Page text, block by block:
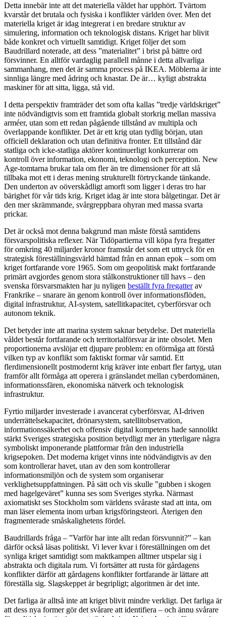
Detta innebär inte att det materiella våldet har upphört. Tvärtom
kvarstår det brutala och fysiska i konflikter världen över. Men det
materiella kriget är idag integrerat i en bredare struktur av
simulering, information och teknologisk distans. Kriget har blivit
både konkret och virtuellt samtidigt. Kriget följer det som
Baudrillard noterade, att dess ”materialitet” i brist på bättre ord
försvinner. En alltför vardaglig parallell månne i detta allvarliga
sammanhang, men det är samma process på IKEA. Möblerna är inte
sinnliga längre med ådring och knastar. De är… kyligt abstrakta
maskiner för att sitta, ligga, stå vid.
I detta perspektiv framträder det som ofta kallas ”tredje världskriget”
inte nödvändigtvis som ett framtida globalt storkrig mellan massiva
arméer, utan som ett redan pågående tillstånd av multipla och
överlappande konflikter. Det är ett krig utan tydlig början, utan
officiell deklaration och utan definitiva fronter. Ett tillstånd där
statliga och icke-statliga aktörer kontinuerligt konkurrerar om
kontroll över information, ekonomi, teknologi och perception. New
Age-tomtarna brukar tala om fler än tre dimensioner för att slå
tillbaka mot ett i deras mening strukturellt förtryckande tänkande.
Den underton av oöverskådligt amorft som ligger i deras tro har
bärighet för vår tids krig. Kriget idag är inte stora bålgetingar. Det är
den mer skrämmande, svårgreppbara ohyran med massa svarta
prickar.
Det är också mot denna bakgrund man måste förstå samtidens
försvarspolitiska reflexer. När Tidöpartierna vill köpa fyra fregatter
för omkring 40 miljarder kronor framstår det som ett uttryck för en
strategisk föreställningsvärld hämtad från en annan epok – som om
kriget fortfarande vore 1965. Som om geopolitisk makt fortfarande
primärt avgjordes genom stora stålkonstruktioner till havs – den
svenska försvarsmakten har ju nyligen beställt fyra fregatterav
Frankrike – snarare än genom kontroll över informationsflöden,
digital infrastruktur, AI-system, satellitkapacitet, cyberförsvar och
autonom teknik.
Det betyder inte att marina system saknar betydelse. Det materiella
våldet består fortfarande och territorialförsvar är inte obsolet. Men
proportionerna avslöjar ett djupare problem: en oförmåga att förstå
vilken typ av konflikt som faktiskt formar vår samtid. Ett
flerdimensionellt postmodernt krig kräver inte enbart fler fartyg, utan
framför allt förmåga att operera i gränslandet mellan cyberdomänen,
informationssfären, ekonomiska nätverk och teknologisk
infrastruktur.
Fyrtio miljarder investerade i avancerat cyberförsvar, AI-driven
underrättelsekapacitet, drönarsystem, satellitobservation,
informationssäkerhet och offensiv digital kompetens hade sannolikt
stärkt Sveriges strategiska position betydligt mer än ytterligare några
symboliskt imponerande plattformar från den industriella
krigsepoken. Det moderna kriget vinns inte nödvändigtvis av den
som kontrollerar havet, utan av den som kontrollerar
informationsmiljön och de system som organiserar
verklighetsuppfattningen. På sätt och vis skulle ”gubben i skogen
med hagelgeväret” kunna ses som Sveriges styrka. Närmast
axiomatiskt ses Stockholm som världens svåraste stad att inta, om
man läser elementa inom urban krigsföringsteori. Återigen den
fragmenterade småskalighetens fördel.
Baudrillards fråga – ”Varför har inte allt redan försvunnit?” – kan
därför också läsas politiskt. Vi lever kvar i föreställningen om det
synliga kriget samtidigt som maktkampen alltmer utspelar sig i
abstrakta och digitala rum. Vi fortsätter att rusta för gårdagens
konflikter därför att gårdagens konflikter fortfarande är lättare att
föreställa sig. Slagskeppet är begripligt; algoritmen är det inte.
Det farliga är alltså inte att kriget blivit mindre verkligt. Det farliga är
att dess nya former gör det svårare att identifiera – och ännu svårare